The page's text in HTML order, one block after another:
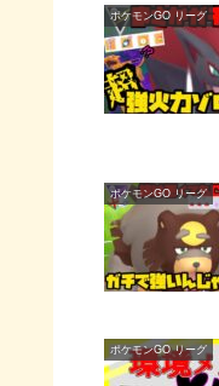
ポケモンGO リーグ
ポケモンGO リーグ
ポケモンGO リーグ